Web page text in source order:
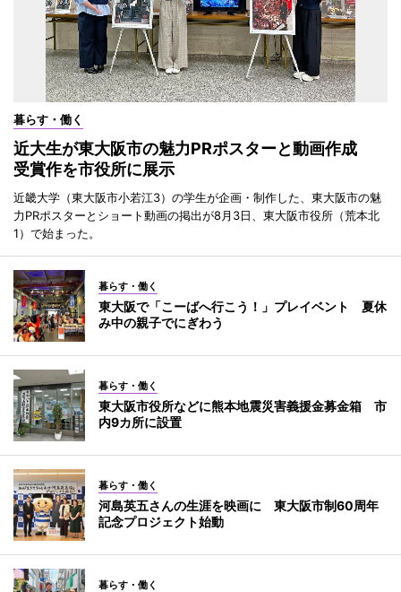
暮らす・働く
近大生が東大阪市の魅力PRポスターと動画作成
受賞作を市役所に展示
近畿大学（東大阪市小若江3）の学生が企画・制作した、東大阪市の魅
力PRポスターとショート動画の掲出が8月3日、東大阪市役所（荒本北
1）で始まった。
暮らす・働く
東大阪で「こーばへ行こう！」プレイベント 夏休
み中の親子でにぎわう
暮らす・働く
東大阪市役所などに熊本地震災害義援金募金箱 市
内9カ所に設置
暮らす・働く
河島英五さんの生涯を映画に 東大阪市制60周年
記念プロジェクト始動
暮らす・働く